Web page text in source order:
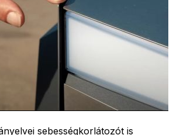
sebességkorlátozót is